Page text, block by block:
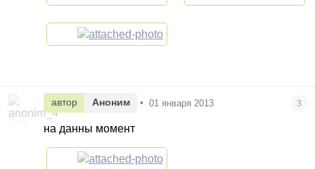
автор Аноним • 01 января 2013 3
на данны момент